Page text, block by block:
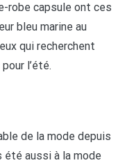
robe capsule ont ces
bleu marine au
qui recherchent
l’été.
de la mode depuis
été aussi à la mode